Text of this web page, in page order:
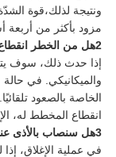
ونتيجة لذلك،قوة
مزود بأكثر من
2هل من الخطر انقطاع الكهرباء فجأة أثناء تشغيل المصعد؟
إذا حدث ذلك، سوف
والميكانيكي. في حالة
الخاصة بالصعود
انقطاع المخطط له،
3هل سنصاب بالأذى عندما تغلق فجأة؟
في عملية الإغلاق،